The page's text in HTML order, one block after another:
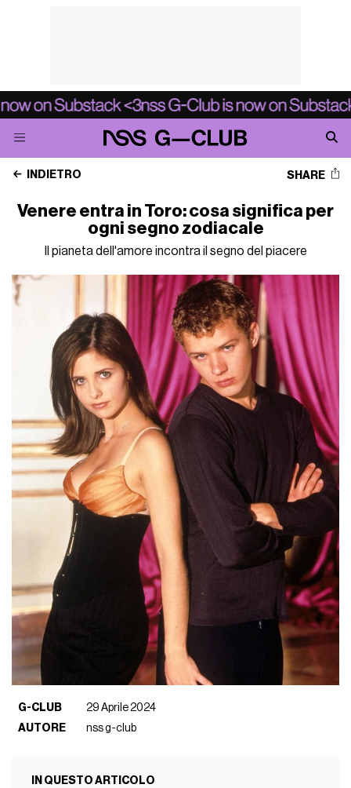
INDIETRO SHARE
Venere entra in Toro: cosa significa per
ogni segno zodiacale
Il pianeta dell'amore incontra il segno del piacere
G-CLUB
29 Aprile 2024
AUTORE
nss g-club
IN QUESTO ARTICOLO